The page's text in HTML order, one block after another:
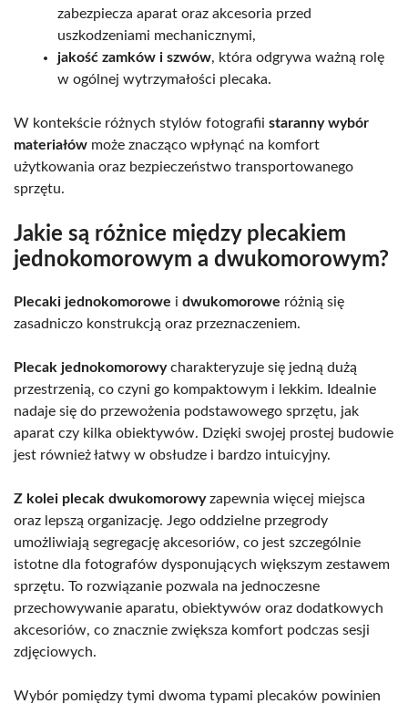
zabezpiecza aparat oraz akcesoria przed
uszkodzeniami mechanicznymi,
jakość zamków i szwów, która odgrywa ważną rolę
w ogólnej wytrzymałości plecaka.
W kontekście różnych stylów fotografii staranny wybór
materiałów może znacząco wpłynąć na komfort
użytkowania oraz bezpieczeństwo transportowanego
sprzętu.
Jakie są różnice między plecakiem
jednokomorowym a dwukomorowym?
Plecaki jednokomorowe i dwukomorowe różnią się
zasadniczo konstrukcją oraz przeznaczeniem.
Plecak jednokomorowycharakteryzuje się jedną dużą
przestrzenią, co czyni go kompaktowym i lekkim. Idealnie
nadaje się do przewożenia podstawowego sprzętu, jak
aparat czy kilka obiektywów. Dzięki swojej prostej budowie
jest również łatwy w obsłudze i bardzo intuicyjny.
Z kolei plecak dwukomorowyzapewnia więcej miejsca
oraz lepszą organizację. Jego oddzielne przegrody
umożliwiają segregację akcesoriów, co jest szczególnie
istotne dla fotografów dysponujących większym zestawem
sprzętu. To rozwiązanie pozwala na jednoczesne
przechowywanie aparatu, obiektywów oraz dodatkowych
akcesoriów, co znacznie zwiększa komfort podczas sesji
zdjęciowych.
Wybór pomiędzy tymi dwoma typami plecaków powinien